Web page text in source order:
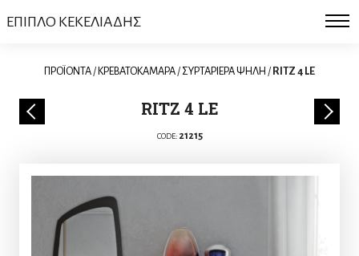
ΕΠΙΠΛΟ ΚΕΚΕΛΙΑΔΗΣ
ΠΡΟΪΟΝΤΑ / ΚΡΕΒΑΤΟΚΑΜΑΡΑ / ΣΥΡΤΑΡΙΕΡΑ ΨΗΛΗ / RITZ 4 LE
RITZ 4 LE
CODE: 21215